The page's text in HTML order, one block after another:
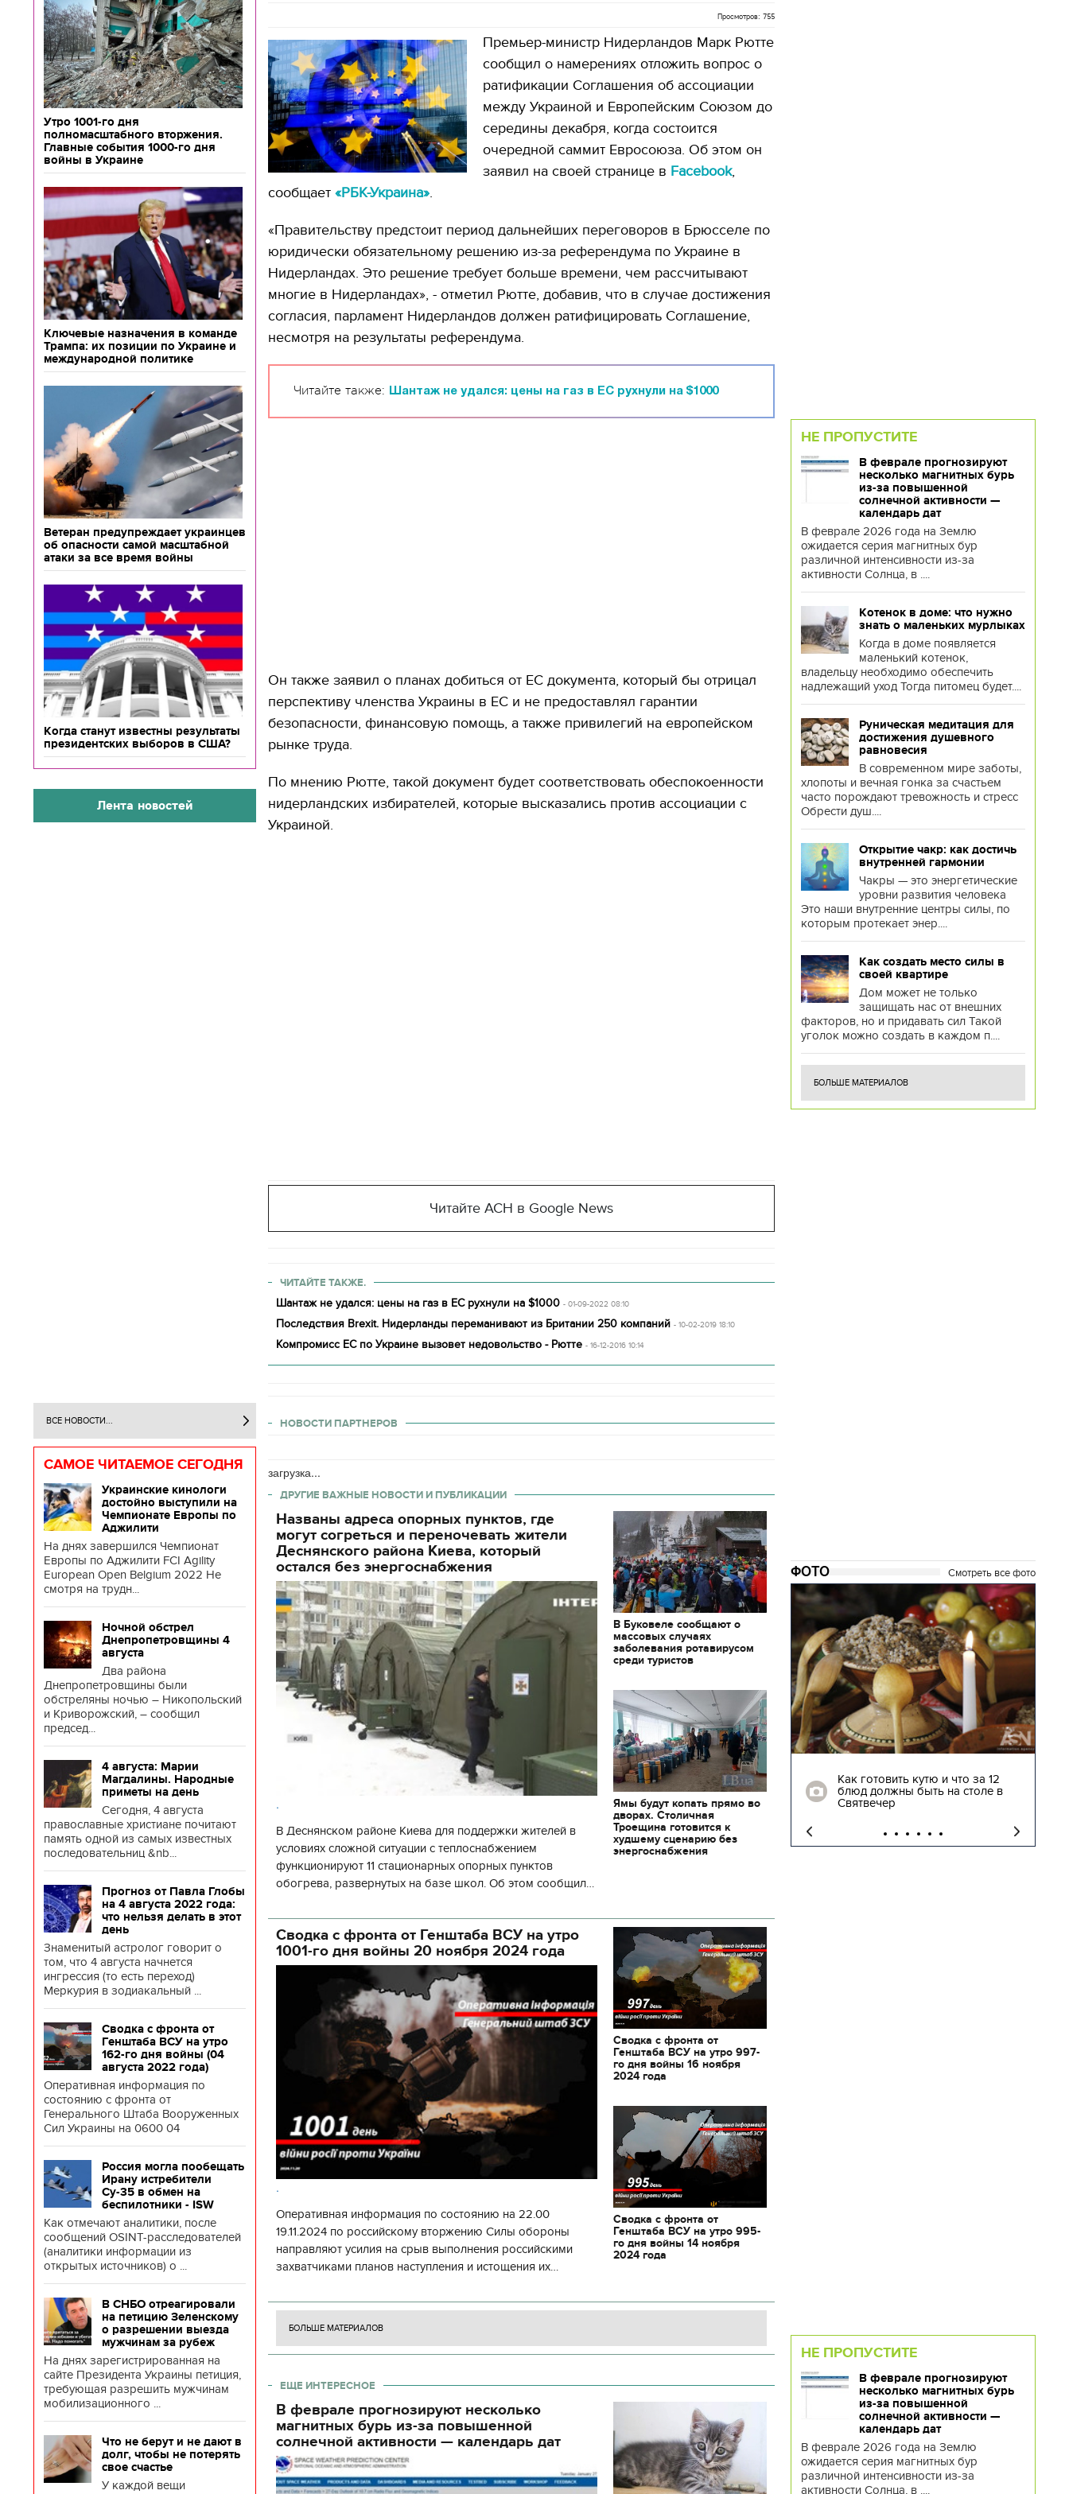
Утро 1001-го дня
полномасштабного вторжения.
Главные события 1000-го дня
войны в Украине
Ключевые назначения в команде
Трампа: их позиции по Украине и
международной политике
Ветеран предупреждает украинцев
об опасности самой масштабной
атаки за все время войны
Когда станут известны результаты
президентских выборов в США?
Лента новостей
ВСЕ НОВОСТИ...
САМОЕ ЧИТАЕМОЕ СЕГОДНЯ
Украинские кинологи
достойно выступили на
Чемпионате Европы по
Аджилити
На днях завершился Чемпионат
Европы по Аджилити FCI Agility
European Open Belgium 2022 Не
смотря на трудн...
Ночной обстрел
Днепропетровщины 4
августа
Два района
Днепропетровщины были
обстреляны ночью – Никопольский
и Криворожский, – сообщил
председ...
4 августа: Марии
Магдалины. Народные
приметы на день
Сегодня, 4 августа
православные христиане почитают
память одной из самых известных
последовательниц &nb...
Прогноз от Павла Глобы
на 4 августа 2022 года:
что нельзя делать в этот
день
Знаменитый астролог говорит о
том, что 4 августа начнется
ингрессия (то есть переход)
Меркурия в зодиакальный ...
Сводка с фронта от
Генштаба ВСУ на утро
162-го дня войны (04
августа 2022 года)
Оперативная информация по
состоянию с фронта от
Генерального Штаба Вооруженных
Сил Украины на 0600 04
Россия могла пообещать
Ирану истребители
Су-35 в обмен на
беспилотники - ISW
Как отмечают аналитики, после
сообщений OSINT-расследователей
(аналитики информации из
открытых источников) о ...
В СНБО отреагировали
на петицию Зеленскому
о разрешении выезда
мужчинам за рубеж
На днях зарегистрированная на
сайте Президента Украины петиция,
требующая разрешить мужчинам
мобилизационного ...
Что не берут и не дают в
долг, чтобы не потерять
свое счастье
У каждой вещи
Просмотров: 755
Премьер-министр Нидерландов Марк Рютте
сообщил о намерениях отложить вопрос о
ратификации Соглашения об ассоциации
между Украиной и Европейским Союзом до
середины декабря, когда состоится
очередной саммит Евросоюза. Об этом он
заявил на своей странице в Facebook,
сообщает «РБК-Украина».
«Правительству предстоит период дальнейших переговоров в Брюсселе по
юридически обязательному решению из-за референдума по Украине в
Нидерландах. Это решение требует больше времени, чем рассчитывают
многие в Нидерландах», - отметил Рютте, добавив, что в случае достижения
согласия, парламент Нидерландов должен ратифицировать Соглашение,
несмотря на результаты референдума.
Читайте также: Шантаж не удался: цены на газ в ЕС рухнули на $1000
Он также заявил о планах добиться от ЕС документа, который бы отрицал
перспективу членства Украины в ЕС и не предоставлял гарантии
безопасности, финансовую помощь, а также привилегий на европейском
рынке труда.
По мнению Рютте, такой документ будет соответствовать обеспокоенности
нидерландских избирателей, которые высказались против ассоциации с
Украиной.
Читайте АСН в Google News
ЧИТАЙТЕ ТАКЖЕ.
Шантаж не удался: цены на газ в ЕС рухнули на $1000 - 01-09-2022 08:10
Последствия Brexit. Нидерланды переманивают из Британии 250 компаний - 10-02-2019 18:10
Компромисс ЕС по Украине вызовет недовольство‍ - Рютте - 16-12-2016 10:14
НОВОСТИ ПАРТНЕРОВ
загрузка...
ДРУГИЕ ВАЖНЫЕ НОВОСТИ И ПУБЛИКАЦИИ
Названы адреса опорных пунктов, где
могут согреться и переночевать жители
Деснянского района Киева, который
остался без энергоснабжения
.
В Деснянском районе Киева для поддержки жителей в
условиях сложной ситуации с теплоснабжением
функционируют 11 стационарных опорных пунктов
обогрева, развернутых на базе школ. Об этом сообщил
государственной а
В Буковеле сообщают о
массовых случаях
заболевания ротавирусом
среди туристов
Ямы будут копать прямо во
дворах. Столичная
Троещина готовится к
худшему сценарию без
энергоснабжения
Сводка с фронта от Генштаба ВСУ на утро
1001-го дня войны 20 ноября 2024 года
.
Оперативная информация по состоянию на 22.00
19.11.2024 по российскому вторжению Силы обороны
направляют усилия на срыв выполнения российскими
захватчиками планов наступления и истощения их
боевых ст
Сводка с фронта от
Генштаба ВСУ на утро 997-
го дня войны 16 ноября
2024 года
Сводка с фронта от
Генштаба ВСУ на утро 995-
го дня войны 14 ноября
2024 года
БОЛЬШЕ МАТЕРИАЛОВ
ЕЩЕ ИНТЕРЕСНОЕ
В феврале прогнозируют несколько
магнитных бурь из-за повышенной
солнечной активности — календарь дат
НЕ ПРОПУСТИТЕ
В феврале прогнозируют
несколько магнитных бурь
из-за повышенной
солнечной активности —
календарь дат
В феврале 2026 года на Землю
ожидается серия магнитных бур
различной интенсивности из-за
активности Солнца, в ....
Котенок в доме: что нужно
знать о маленьких мурлыках
Когда в доме появляется
маленький котенок,
владельцу необходимо обеспечить
надлежащий уход Тогда питомец будет....
Руническая медитация для
достижения душевного
равновесия
В современном мире заботы,
хлопоты и вечная гонка за счастьем
часто порождают тревожность и стресс
Обрести душ....
Открытие чакр: как достичь
внутренней гармонии
Чакры — это энергетические
уровни развития человека
Это наши внутренние центры силы, по
которым протекает энер....
Как создать место силы в
своей квартире
Дом может не только
защищать нас от внешних
факторов, но и придавать сил Такой
уголок можно создать в каждом п....
БОЛЬШЕ МАТЕРИАЛОВ
ФОТО Смотреть все фото
11.10.2017 | 16:22
Времена Руси: как выглядят
декорации к фильму
"Сторожевая застава"
Как готовить кутю и что за 12
блюд должны быть на столе в
Святвечер
НЕ ПРОПУСТИТЕ
В феврале прогнозируют
несколько магнитных бурь
из-за повышенной
солнечной активности —
календарь дат
В феврале 2026 года на Землю
ожидается серия магнитных бур
различной интенсивности из-за
активности Солнца, в ....